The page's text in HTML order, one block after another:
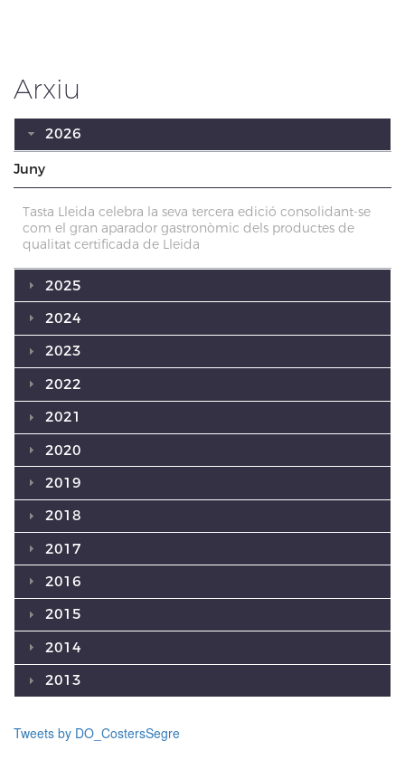
Arxiu
2026
Juny
Tasta Lleida celebra la seva tercera edició consolidant-se
com el gran aparador gastronòmic dels productes de
qualitat certificada de Lleida
2025
2024
2023
2022
2021
2020
2019
2018
2017
2016
2015
2014
2013
Tweets by DO_CostersSegre